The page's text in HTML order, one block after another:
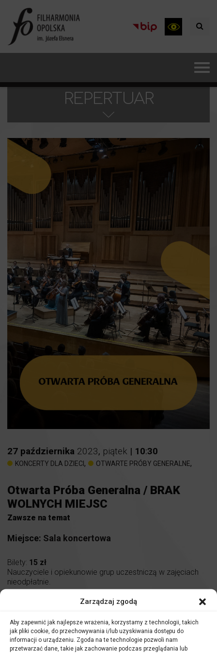
Zarządzaj zgodą
Aby zapewnić jak najlepsze wrażenia, korzystamy z technologii, takich
jak pliki cookie, do przechowywania i/lub uzyskiwania dostępu do
informacji o urządzeniu. Zgoda na te technologie pozwoli nam
przetwarzać dane, takie jak zachowanie podczas przeglądania lub
REPERTUAR
27 października 2023, piątek | 10:30
KONCERTY DLA DZIECI , OTWARTE PRÓBY GENERALNE,
Otwarta Próba Generalna / BRAK
WOLNYCH MIEJSC
Zawsze na temat
Miejsce: Sala koncertowa
Bilety: 15 zł
Nauczyciele i opiekunowie grup uczestniczą w zajęciach
nieodpłatnie.
Serdecznie zapraszamyuczniów szkół podstawowych
oraz ponadpodstawowychna spotkania z zaproszonymi
przez nas dyrygentami, solistami, a także muzykami